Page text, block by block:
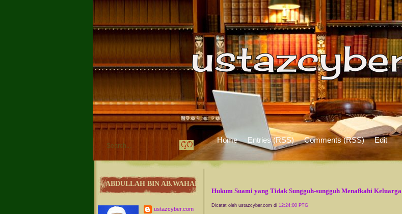
Home Entries (RSS) Comments (RSS) Edit
ABDULLAH BIN AB.WAHAB
ustazcyber.com
Hukum Suami yang Tidak Sungguh-sungguh Menafkahi Keluarga
Dicatat oleh ustazcyber.com di 12:24:00 PTG